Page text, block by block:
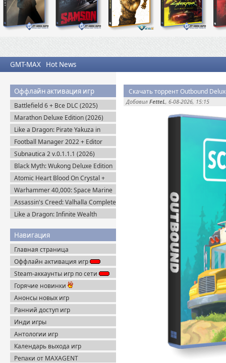
GMT-MAX Hot News
Оффлайн активация игр
Battlefield 6 + Все DLC (2025)
Portable
Marathon Deluxe Edition (2026)
Steam-Rip
Like a Dragon: Pirate Yakuza in
Hawaii (2025) Steam-Rip
Football Manager 2022 + Editor
(2021) Steam-Rip
Subnautica 2 v.0.1.1.1 (2026)
Пиратка
Black Myth: Wukong Deluxe Edition
(2024) Portable
Atomic Heart Blood On Crystal +
Все DLC (2026) Пиратка
Warhammer 40,000: Space Marine
2 v.13.1.0.1 + Все DLC (2024)
Пиратка
Assassin's Creed: Valhalla Complete
Edition v.1.7.0 (2020) Пиратка
Like a Dragon: Infinite Wealth
Навигация
Главная страница
Оффлайн активация игр
Steam-аккаунты игр по сети
Горячие новинки
Анонсы новых игр
Ранний доступ игр
Инди игры
Антологии игр
Календарь выхода игр
Репаки от MAXAGENT
Скачать торрент Outbound
Добавил FetteL, 6-08-2026, 15:15